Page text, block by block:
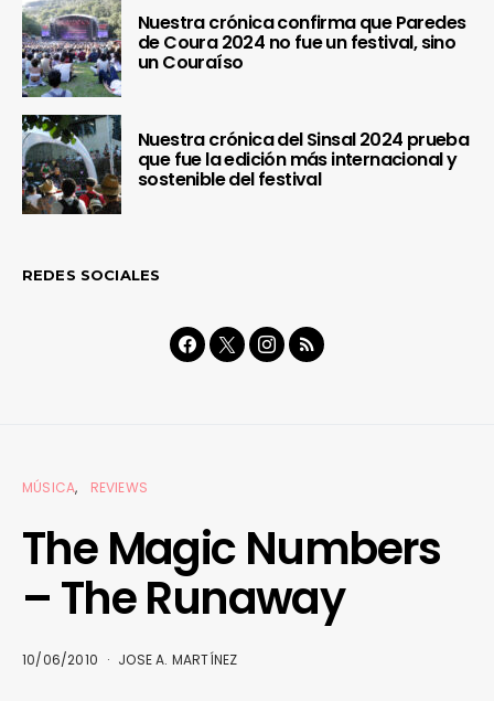
Nuestra crónica confirma que Paredes
de Coura 2024 no fue un festival, sino
un Couraíso
Nuestra crónica del Sinsal 2024 prueba
que fue la edición más internacional y
sostenible del festival
REDES SOCIALES
MÚSICA REVIEWS
The Magic Numbers
– The Runaway
10/06/2010 JOSE A. MARTÍNEZ